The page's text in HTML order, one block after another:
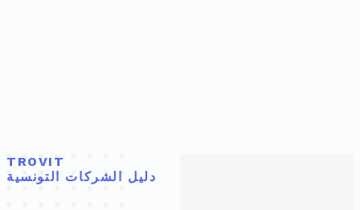
TROVIT
دليل الشركات التونسية